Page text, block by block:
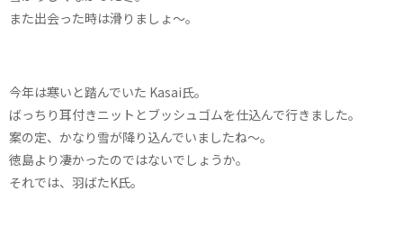
また出会った時は滑りましょ〜。
今年は寒いと踏んでいた Kasai氏。
ばっちり耳付きニットとブッシュゴムを仕込んで行きました。
案の定、かなり雪が降り込んでいましたね〜。
徳島より凄かったのではないでしょうか。
それでは、羽ばたK氏。